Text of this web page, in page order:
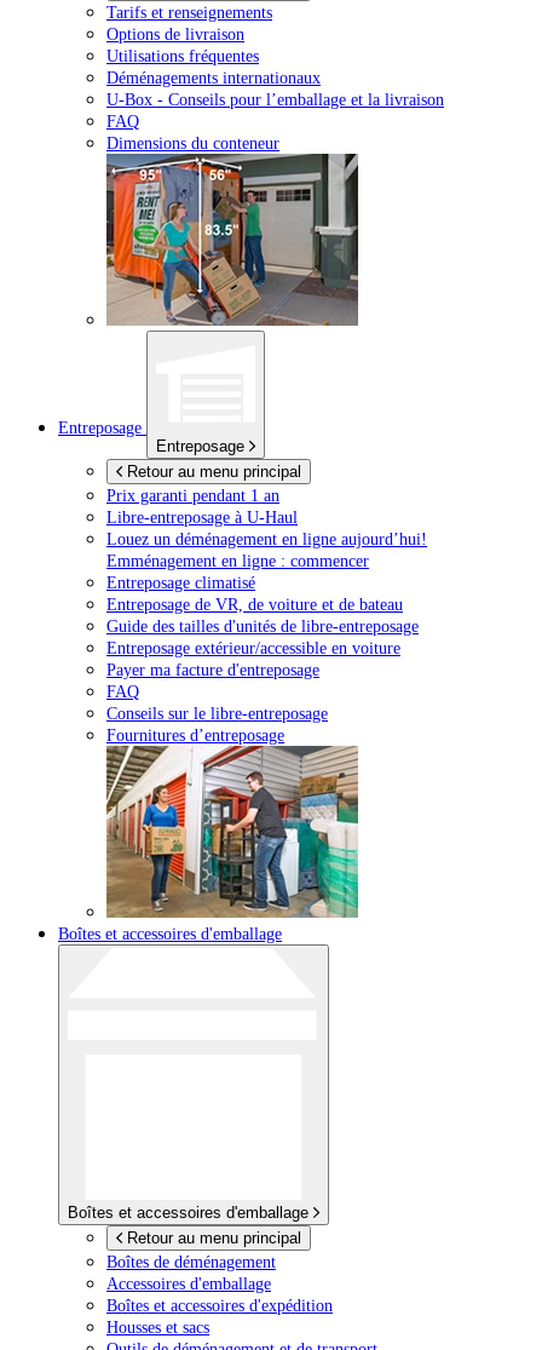
Tarifs et renseignements
Options de livraison
Utilisations fréquentes
Déménagements internationaux
U-Box - Conseils pour l’emballage et la livraison
FAQ
Dimensions du conteneur
Entreposage
Entreposage
Retour au menu principal
Prix garanti pendant 1 an
Libre-entreposage à U-Haul
Louez un déménagement en ligne aujourd’hui!
Emménagement en ligne : commencer
Entreposage climatisé
Entreposage de VR, de voiture et de bateau
Guide des tailles d'unités de libre-entreposage
Entreposage extérieur/accessible en voiture
Payer ma facture d'entreposage
FAQ
Conseils sur le libre-entreposage
Fournitures d’entreposage
Boîtes et accessoires d'emballage
Boîtes et accessoires d'emballage
Retour au menu principal
Boîtes de déménagement
Accessoires d'emballage
Boîtes et accessoires d'expédition
Housses et sacs